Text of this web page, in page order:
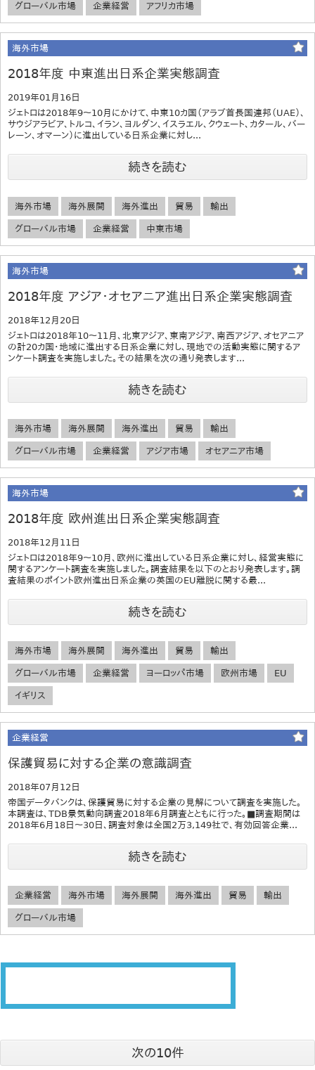
グローバル市場 企業経営 アフリカ市場
海外市場
2018年度 中東進出日系企業実態調査
2019年01月16日
ジェトロは2018年9～10月にかけて、中東10カ国（アラブ首長国連邦（UAE）、
サウジアラビア、トルコ、イラン、ヨルダン、イスラエル、クウェート、カタール、バー
レーン、オマーン）に進出している日系企業に対し...
続きを読む
海外市場 海外展開 海外進出 貿易 輸出
グローバル市場 企業経営 中東市場
海外市場
2018年度 アジア・オセアニア進出日系企業実態調査
2018年12月20日
ジェトロは2018年10～11月、北東アジア、東南アジア、南西アジア、オセアニア
の計20カ国・地域に進出する日系企業に対し、現地での活動実態に関するア
ンケート調査を実施しました。その結果を次の通り発表します...
続きを読む
海外市場 海外展開 海外進出 貿易 輸出
グローバル市場 企業経営 アジア市場 オセアニア市場
海外市場
2018年度 欧州進出日系企業実態調査
2018年12月11日
ジェトロは2018年9～10月、欧州に進出している日系企業に対し、経営実態に
関するアンケート調査を実施しました。調査結果を以下のとおり発表します。調
査結果のポイント欧州進出日系企業の英国のEU離脱に関する最...
続きを読む
海外市場 海外展開 海外進出 貿易 輸出
グローバル市場 企業経営 ヨーロッパ市場 欧州市場 EU
イギリス
企業経営
保護貿易に対する企業の意識調査
2018年07月12日
帝国データバンクは、保護貿易に対する企業の見解について調査を実施した。
本調査は、TDB景気動向調査2018年6月調査とともに行った。■調査期間は
2018年6月18日～30日、調査対象は全国2万3,149社で、有効回答企業...
続きを読む
企業経営 海外市場 海外展開 海外進出 貿易 輸出
グローバル市場
次の10件